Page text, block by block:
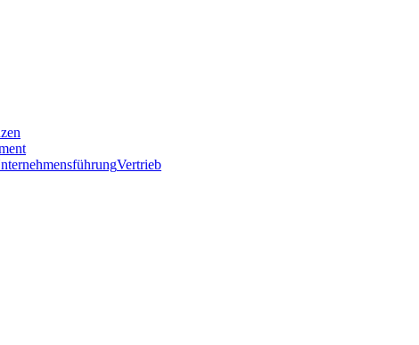
Vertrieb